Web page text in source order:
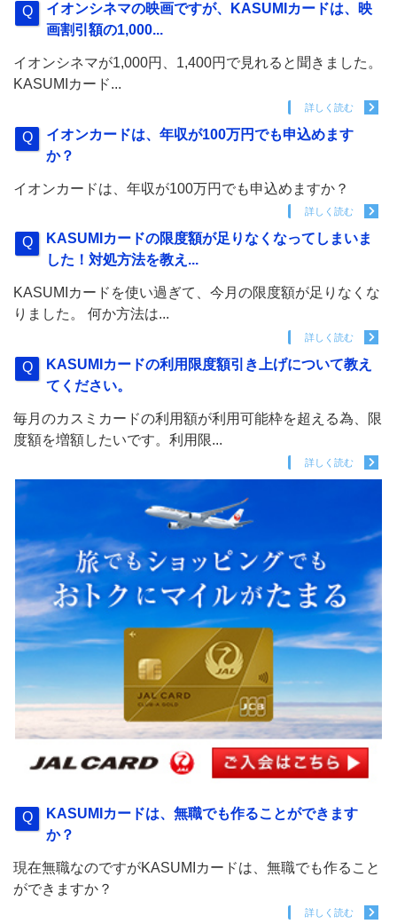
イオンシネマの映画ですが、KASUMIカードは、映
画割引額の1,000...
イオンシネマが1,000円、1,400円で見れると聞きました。
KASUMIカード...
詳しく読む
イオンカードは、年収が100万円でも申込めます
か？
イオンカードは、年収が100万円でも申込めますか？
詳しく読む
KASUMIカードの限度額が足りなくなってしまいま
した！対処方法を教え...
KASUMIカードを使い過ぎて、今月の限度額が足りなくな
りました。 何か方法は...
詳しく読む
KASUMIカードの利用限度額引き上げについて教え
てください。
毎月のカスミカードの利用額が利用可能枠を超える為、限
度額を増額したいです。利用限...
詳しく読む
KASUMIカードは、無職でも作ることができます
か？
現在無職なのですがKASUMIカードは、無職でも作ること
ができますか？
詳しく読む